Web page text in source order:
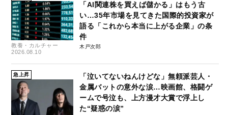
教養・カルチャー
2026.08.10
「AI関連株を買えば儲かる」はもう古
い…35年市場を見てきた国際的投資家が
語る「これから本当に上がる企業」の条
件
木戸次郎
急上昇
「泣いてないねんけどな」無頼派芸人・
金属バットの意外な涙…映画館、格闘ゲ
ームで号泣も、上方漫才大賞で浮上し
た“疑惑の涙”